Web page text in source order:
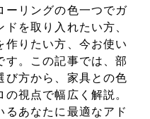
ーリングの色一つでガ
を取り入れたい方、
作りたい方、今お使い
す。この記事では、部
び方から、家具との色
視点で幅広く解説。
るあなたに最適なアド